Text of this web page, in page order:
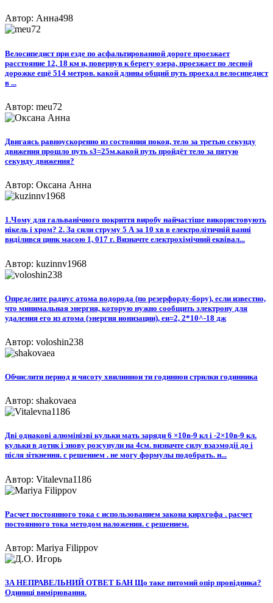
Автор: Анна498
Велосипедист при езде по асфальтированной дороге проезжает
расстояние 12, 18 км и, повернув к берегу озера, проезжает по лесной
дорожке ещё 514 метров. какой длины общий путь проехал велосипедист
в ...
Автор: meu72
Двигаясь равноускоренно из состояния покоя, тело за третью секунду
движения прошло путь s3=25м.какой путь пройдёт тело за пятую
секунду движения?
Автор: Оксана Анна
1.Чому для гальванічного покриття виробу найчастіше використовують
нікель і хром? 2. За сили струму 5 А за 10 хв в електролітичній ванні
виділився цинк масою 1, 017 г. Визначте електрохімічний еквівал...
Автор: kuzinnv1968
Определите радиус атома водорода (по резерфорду-бору), если известно,
что минимальная энергия, которую нужно сообщить электрону для
удаления его из атома (энергия ионизации), eи=2, 2*10^-18 дж
Автор: voloshin238
Обчислити период и чясоту хвилиннои ти годиннои стрилки годинника​
Автор: shakovaea
Двi однаковi алюмiнiэвi кульки мать заряди 6 ×10в-9 кл i -2×10в-9 кл.
кульки в дотик i знову розсунули на 4см. визначте силу взаэмодii до i
пiсля зiткнення. с решением . не могу формулы подобрать. н...
Автор: Vitalevna1186
Расчет постоянного тока с использованием закона кирхгофа . расчет
постоянного тока методом наложения. с решением.
Автор: Mariya Filippov
ЗА НЕПРАВЕЛЬНИЙ ОТВЕТ БАН Що таке питомий опір провідника?
Одиниці вимірювання.